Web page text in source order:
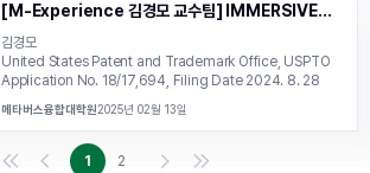
[M-Experience 김경모 교수팀] IMMERSIVE
VIRTUAL GOLF SERVICE WITH REALITY
USING XR DEVICE, US 2024
김경모
United States Patent and Trademark Office, USPTO
Application No. 18/17,694, Filing Date 2024. 8. 28
메타버스융합대학원2025년 02월 13일
1 2